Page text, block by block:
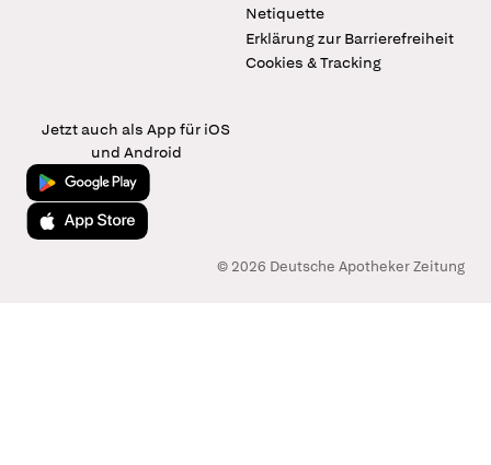
Netiquette
Erklärung zur Barrierefreiheit
Cookies & Tracking
Jetzt auch als App für iOS
und Android
Jetzt bei Google Play
Laden im App Store
© 2026 Deutsche Apotheker Zeitung